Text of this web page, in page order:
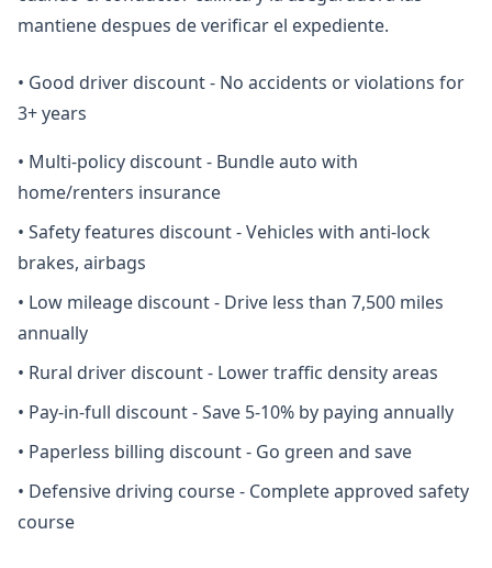
mantiene despues de verificar el expediente.
• Good driver discount - No accidents or violations for
3+ years
• Multi-policy discount - Bundle auto with
home/renters insurance
• Safety features discount - Vehicles with anti-lock
brakes, airbags
• Low mileage discount - Drive less than 7,500 miles
annually
• Rural driver discount - Lower traffic density areas
• Pay-in-full discount - Save 5-10% by paying annually
• Paperless billing discount - Go green and save
• Defensive driving course - Complete approved safety
course